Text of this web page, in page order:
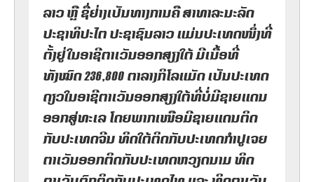
ລາວ ຫຼື ຊື່ຢ່າງເປັນທາງການຄື ສາທາລະນະລັດ
ປະຊາທິປະໄຕ ປະຊາຊົນລາວ ແມ່ນປະເທດໜຶ່ງທີ່
ຕັ້ງຢູ່ໃນອາຊີຕາເວັນອອກສຽງໃຕ້ ມີເນື້ອທີ່
ທັງໝົດ 236,800 ຕາລາງກິໂລແມັດ ເປັນປະເທດ
ດຽວໃນອາຊີຕາເວັນອອກສຽງໃຕ້ທີ່ບໍ່ມີຊາຍແດນ
ອອກສູ່ທະເລ ໂດຍພາກເໜືອມີຊາຍແດນຕິດ
ກັບປະເທດຈີນ ທິດໃຕ້ຕິດກັບປະເທດກຳປູເຈຍ
ຕາເວັນອອກຕິດກັບປະເທດຫວຽດນາມ ທິດ